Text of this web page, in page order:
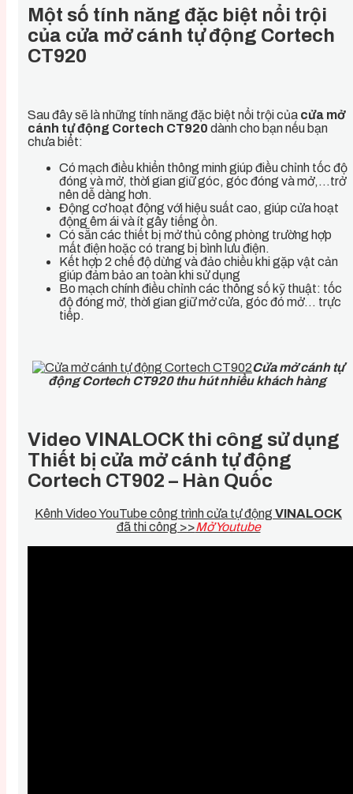
Một số tính năng đặc biệt nổi trội
của cửa mở cánh tự động Cortech
CT920
Sau đây sẽ là những tính năng đặc biệt nổi trội của cửa mở
cánh tự động Cortech CT920 dành cho bạn nếu bạn
chưa biết:
Có mạch điều khiển thông minh giúp điều chỉnh tốc độ
đóng và mở, thời gian giữ góc, góc đóng và mở,…trở
nên dễ dàng hơn.
Động cơ hoạt động với hiệu suất cao, giúp cửa hoạt
động êm ái và ít gây tiếng ồn.
Có sẵn các thiết bị mở thủ công phòng trường hợp
mất điện hoặc có trang bị bình lưu điện.
Kết hợp 2 chế độ dừng và đảo chiều khi gặp vật cản
giúp đảm bảo an toàn khi sử dụng
Bo mạch chính điều chỉnh các thông số kỹ thuật: tốc
độ đóng mở, thời gian giữ mở cửa, góc đó mở… trực
tiếp.
Cửa mở cánh tự
động Cortech CT920 thu hút nhiều khách hàng
Video VINALOCK thi công sử dụng
Thiết bị cửa mở cánh tự động
Cortech CT902 – Hàn Quốc
Kênh Video YouTube công trình cửa tự động VINALOCK
đã thi công >>Mở Youtube